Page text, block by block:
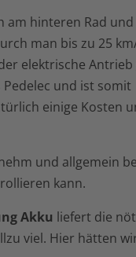
am hinteren Rad
man bis zu 25
elektrische
Pedelec und ist somit
einige Kosten
und allgemein
kann.
Akku liefert die
viel. Hier hätten